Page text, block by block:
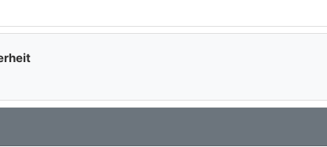
Art.-Nr.: 2381571802